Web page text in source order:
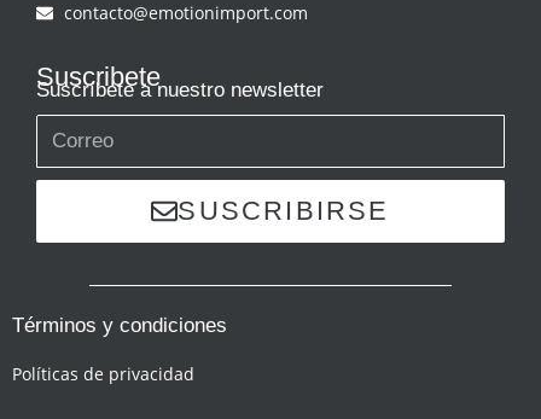
contacto@emotionimport.com
Suscribete
Suscríbete a nuestro newsletter
SUSCRIBIRSE
Términos y condiciones
Políticas de privacidad